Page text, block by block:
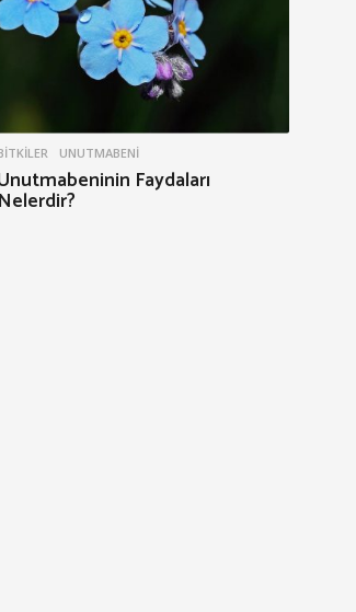
UNUTMABENI
Faydaları
Nelerdir?